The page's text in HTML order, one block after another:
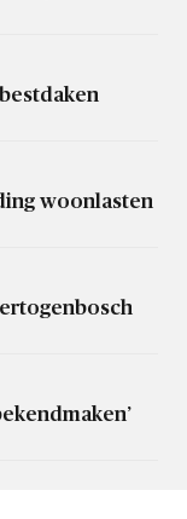
woonlasten